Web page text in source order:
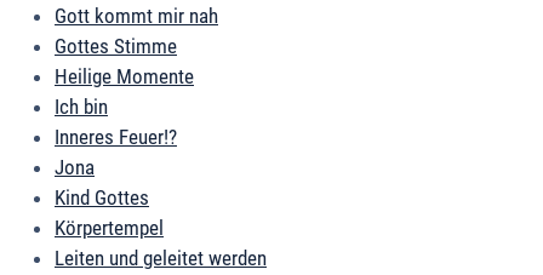
Gott kommt mir nah
Gottes Stimme
Heilige Momente
Ich bin
Inneres Feuer!?
Jona
Kind Gottes
Körpertempel
Leiten und geleitet werden